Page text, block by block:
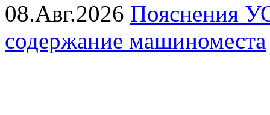
08.Авг.2026 Пояснения
содержание машиноместа